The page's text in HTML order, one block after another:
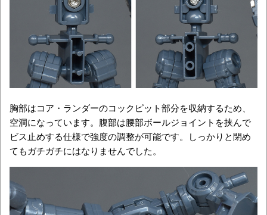
胸部はコア・ランダーのコックピット部分を収納するため、
空洞になっています。腹部は腰部ボールジョイントを挟んで
ビス止めする仕様で強度の調整が可能です。しっかりと閉め
てもガチガチにはなりませんでした。